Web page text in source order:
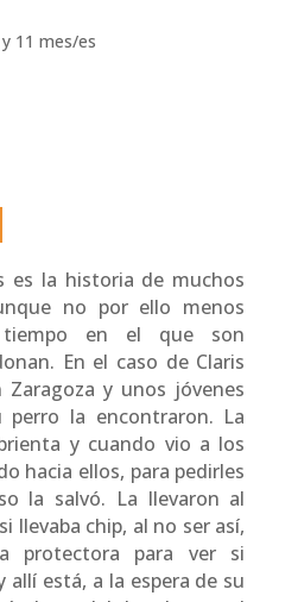
11 mes/es
es la historia de muchos
no por ello menos
tiempo en el que son
En el caso de Claris
y unos jóvenes
perro la encontraron. La
y cuando vio a los
hacia ellos, para pedirles
la salvó. La llevaron al
llevaba chip, al no ser así,
protectora para ver si
allí está, a la espera de su